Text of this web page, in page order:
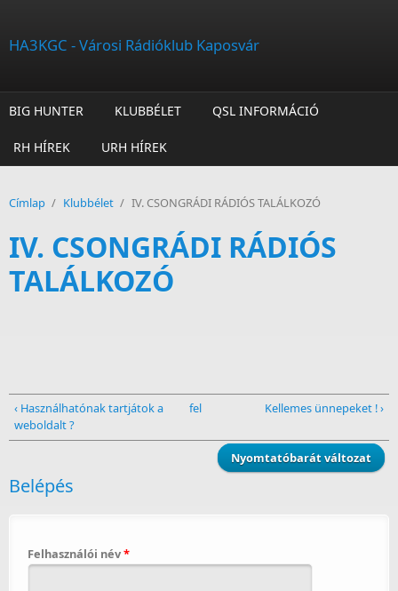
HA3KGC - Városi Rádióklub Kaposvár
BIG HUNTER KLUBBÉLET QSL INFORMÁCIÓ
RH HÍREK URH HÍREK
Címlap / Klubbélet / IV. CSONGRÁDI RÁDIÓS TALÁLKOZÓ
IV. CSONGRÁDI RÁDIÓS
TALÁLKOZÓ
‹ Használhatónak tartjátok a
weboldalt ?
fel Kellemes ünnepeket ! ›
Nyomtatóbarát változat
Belépés
Felhasználói név*